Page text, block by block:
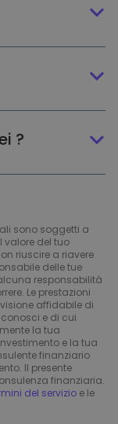
?
sono soggetti a
valore del tuo
riuscire a riavere
delle tue
responsabilità
Le prestazioni
affidabile di
e di cui
la tua
e la tua
finanziario
Il presente
finanziaria.
del servizio e le